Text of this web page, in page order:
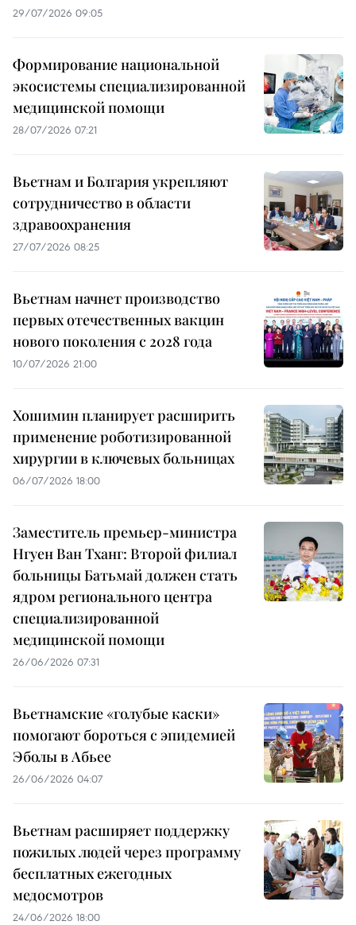
29/07/2026 09:05
Формирование национальной
экосистемы специализированной
медицинской помощи
28/07/2026 07:21
Вьетнам и Болгария укрепляют
сотрудничество в области
здравоохранения
27/07/2026 08:25
Вьетнам начнет производство
первых отечественных вакцин
нового поколения с 2028 года
10/07/2026 21:00
Хошимин планирует расширить
применение роботизированной
хирургии в ключевых больницах
06/07/2026 18:00
Заместитель премьер-министра
Нгуен Ван Тханг: Второй филиал
больницы Батьмай должен стать
ядром регионального центра
специализированной
медицинской помощи
26/06/2026 07:31
Вьетнамские «голубые каски»
помогают бороться с эпидемией
Эболы в Абьее
26/06/2026 04:07
Вьетнам расширяет поддержку
пожилых людей через программу
бесплатных ежегодных
медосмотров
24/06/2026 18:00